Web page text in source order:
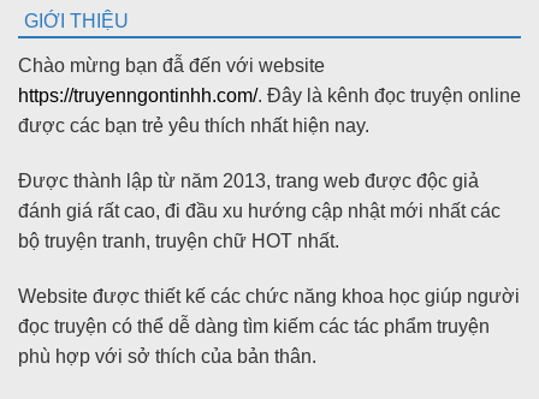
GIỚI THIỆU
Chào mừng bạn đẫ đến với website
https://truyenngontinhh.com/. Đây là kênh đọc truyện online
được các bạn trẻ yêu thích nhất hiện nay.
Được thành lập từ năm 2013, trang web được độc giả
đánh giá rất cao, đi đầu xu hướng cập nhật mới nhất các
bộ truyện tranh, truyện chữ HOT nhất.
Website được thiết kế các chức năng khoa học giúp người
đọc truyện có thể dễ dàng tìm kiếm các tác phẩm truyện
phù hợp với sở thích của bản thân.